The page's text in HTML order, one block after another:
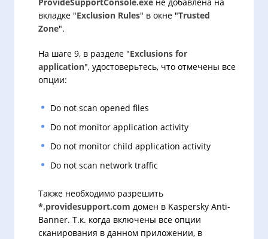
вкладке "Exclusion Rules" в окне "Trusted
Zone".
На шаге 9, в разделе "Exclusions for
application", удостоверьтесь, что отмечены все
опции:
Do not scan opened files
Do not monitor application activity
Do not monitor child application activity
Do not scan network traffic
Также необходимо разрешить
*.providesupport.com домен в Kaspersky Anti-
Banner. Т.к. когда включены все опции
сканирования в данном приложении, в